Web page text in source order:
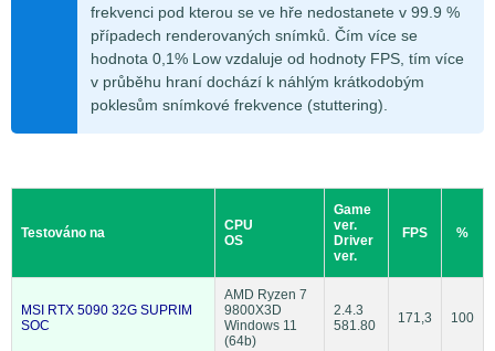
frekvenci pod kterou se ve hře nedostanete v 99.9 %
případech renderovaných snímků. Čím více se
hodnota 0,1% Low vzdaluje od hodnoty FPS, tím více
v průběhu hraní dochází k náhlým krátkodobým
poklesům snímkové frekvence (stuttering).
Testováno na
CPU
OS
Game
ver.
Driver
ver.
FPS %
MSI RTX 5090 32G SUPRIM
SOC
AMD Ryzen 7
9800X3D
Windows 11
(64b)
2.4.3
581.80
171,3 100